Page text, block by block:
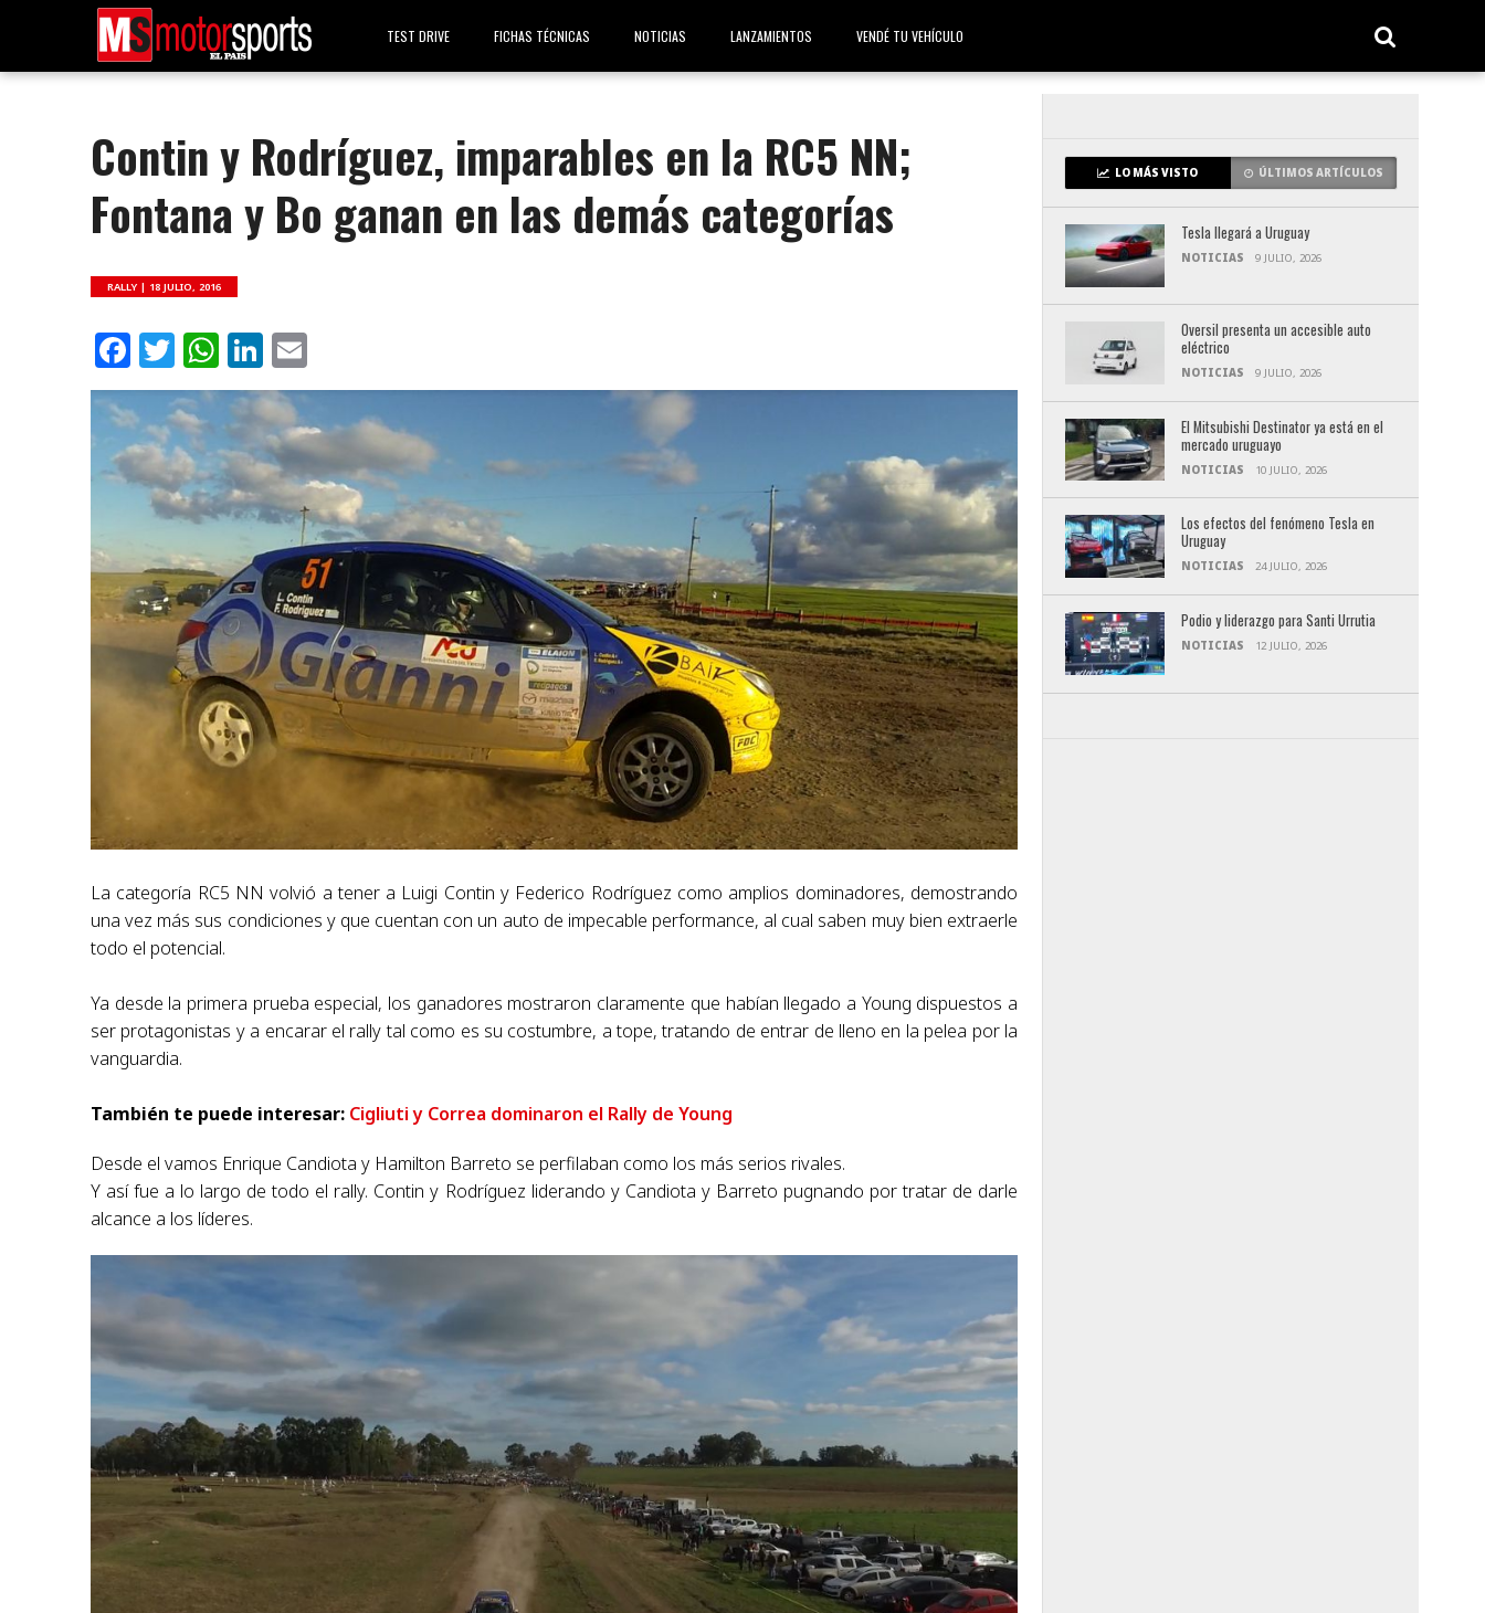
TEST DRIVE FICHAS TÉCNICAS NOTICIAS LANZAMIENTOS VENDÉ TU VEHÍCULO
Contin y Rodríguez, imparables en la RC5 NN;
Fontana y Bo ganan en las demás categorías
RALLY | 18 JULIO, 2016
Facebook
Twitter
WhatsApp
LinkedIn
La categoría RC5 NN volvió a tener a Luigi Contin y Federico Rodríguez como amplios dominadores, demostrando
una vez más sus condiciones y que cuentan con un auto de impecable performance, al cual saben muy bien extraerle
todo el potencial.
Ya desde la primera prueba especial, los ganadores mostraron claramente que habían llegado a Young dispuestos a
ser protagonistas y a encarar el rally tal como es su costumbre, a tope, tratando de entrar de lleno en la pelea por la
vanguardia.
También te puede interesar: Cigliuti y Correa dominaron el Rally de Young
Desde el vamos Enrique Candiota y Hamilton Barreto se perfilaban como los más serios rivales.
Y así fue a lo largo de todo el rally. Contin y Rodríguez liderando y Candiota y Barreto pugnando por tratar de darle
alcance a los líderes.
LO MÁS VISTO ÚLTIMOS ARTÍCULOS
Tesla llegará a Uruguay
NOTICIAS 9 JULIO, 2026
Oversil presenta un accesible auto
eléctrico
NOTICIAS 9 JULIO, 2026
El Mitsubishi Destinator ya está en el
mercado uruguayo
NOTICIAS 10 JULIO, 2026
Los efectos del fenómeno Tesla en
Uruguay
NOTICIAS 24 JULIO, 2026
Podio y liderazgo para Santi Urrutia
NOTICIAS 12 JULIO, 2026